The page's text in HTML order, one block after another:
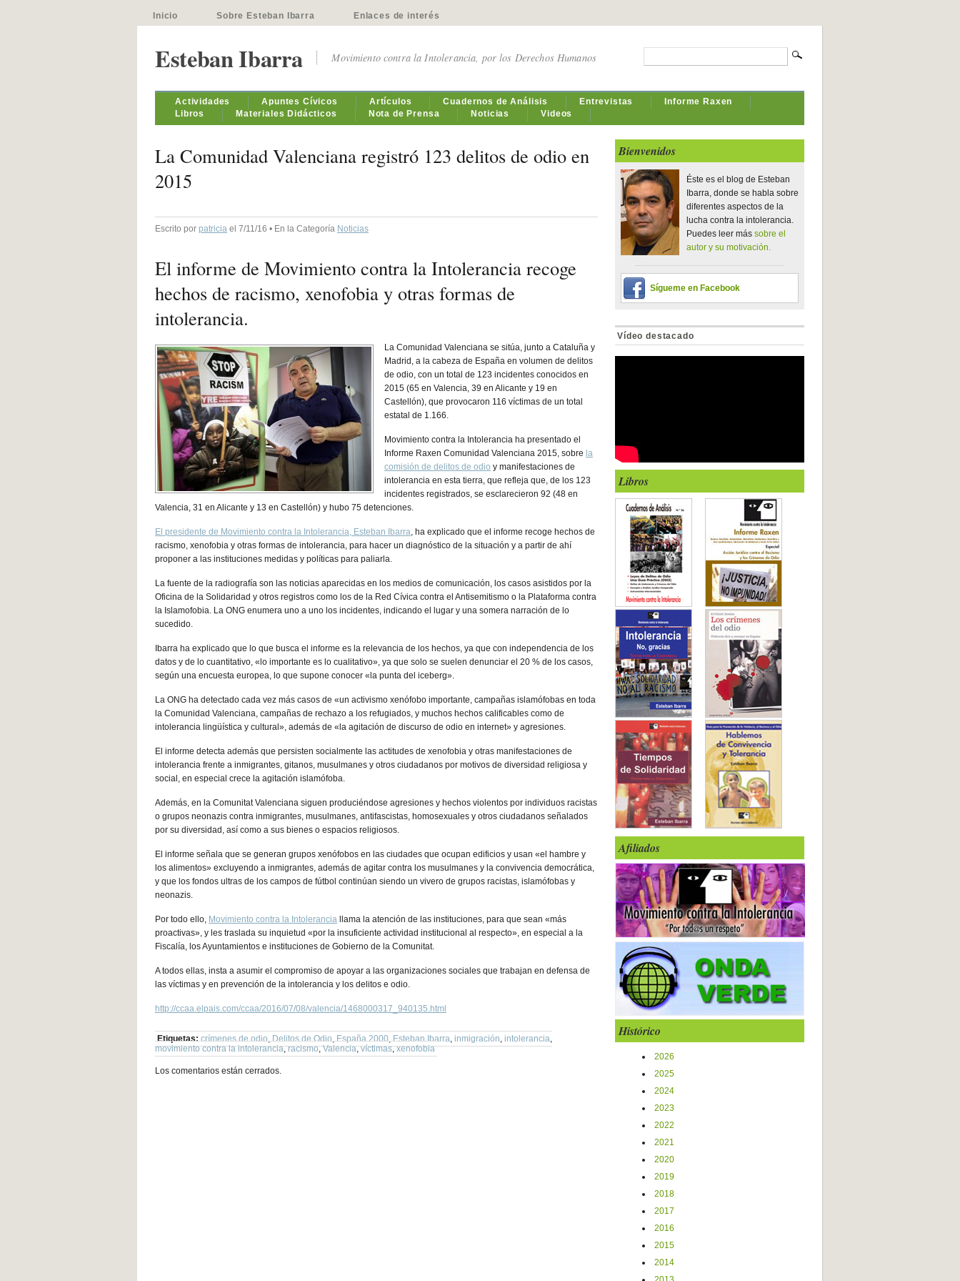
Inicio Sobre Esteban Ibarra Enlaces de interés
Esteban Ibarra Movimiento contra la Intolerancia, por los Derechos Humanos
Actividades Apuntes Cívicos Artículos Cuadernos de Análisis Entrevistas
Informe Raxen
Libros
Materiales Didácticos Nota de Prensa Noticias Videos
La Comunidad Valenciana registró 123 delitos de odio en
2015
Escrito por patricia el 7/11/16 • En la Categoría Noticias
El informe de Movimiento contra la Intolerancia recoge
hechos de racismo, xenofobia y otras formas de
intolerancia.
La Comunidad Valenciana se sitúa, junto a Cataluña y
Madrid, a la cabeza de España en volumen de delitos
de odio, con un total de 123 incidentes conocidos en
2015 (65 en Valencia, 39 en Alicante y 19 en
Castellón), que provocaron 116 víctimas de un total
estatal de 1.166.
Movimiento contra la Intolerancia ha presentado el
Informe Raxen Comunidad Valenciana 2015, sobre la
comisión de delitos de odio y manifestaciones de
intolerancia en esta tierra, que refleja que, de los 123
incidentes registrados, se esclarecieron 92 (48 en
Valencia, 31 en Alicante y 13 en Castellón) y hubo 75 detenciones.
El presidente de Movimiento contra la Intolerancia, Esteban Ibarra, ha explicado que el informe recoge hechos de
racismo, xenofobia y otras formas de intolerancia, para hacer un diagnóstico de la situación y a partir de ahí
proponer a las instituciones medidas y políticas para paliarla.
La fuente de la radiografía son las noticias aparecidas en los medios de comunicación, los casos asistidos por la
Oficina de la Solidaridad y otros registros como los de la Red Cívica contra el Antisemitismo o la Plataforma contra
la Islamofobia. La ONG enumera uno a uno los incidentes, indicando el lugar y una somera narración de lo
sucedido.
Ibarra ha explicado que lo que busca el informe es la relevancia de los hechos, ya que con independencia de los
datos y de lo cuantitativo, «lo importante es lo cualitativo», ya que solo se suelen denunciar el 20 % de los casos,
según una encuesta europea, lo que supone conocer «la punta del iceberg».
La ONG ha detectado cada vez más casos de «un activismo xenófobo importante, campañas islamófobas en toda
la Comunidad Valenciana, campañas de rechazo a los refugiados, y muchos hechos calificables como de
intolerancia lingüística y cultural», además de «la agitación de discurso de odio en internet» y agresiones.
El informe detecta además que persisten socialmente las actitudes de xenofobia y otras manifestaciones de
intolerancia frente a inmigrantes, gitanos, musulmanes y otros ciudadanos por motivos de diversidad religiosa y
social, en especial crece la agitación islamófoba.
Además, en la Comunitat Valenciana siguen produciéndose agresiones y hechos violentos por individuos racistas
o grupos neonazis contra inmigrantes, musulmanes, antifascistas, homosexuales y otros ciudadanos señalados
por su diversidad, así como a sus bienes o espacios religiosos.
El informe señala que se generan grupos xenófobos en las ciudades que ocupan edificios y usan «el hambre y
los alimentos» excluyendo a inmigrantes, además de agitar contra los musulmanes y la convivencia democrática,
y que los fondos ultras de los campos de fútbol continúan siendo un vivero de grupos racistas, islamófobas y
neonazis.
Por todo ello, Movimiento contra la Intolerancia llama la atención de las instituciones, para que sean «más
proactivas», y les traslada su inquietud «por la insuficiente actividad institucional al respecto», en especial a la
Fiscalía, los Ayuntamientos e instituciones de Gobierno de la Comunitat.
A todos ellas, insta a asumir el compromiso de apoyar a las organizaciones sociales que trabajan en defensa de
las víctimas y en prevención de la intolerancia y los delitos e odio.
http://ccaa.elpais.com/ccaa/2016/07/08/valencia/1468000317_940135.html
Etiquetas: crímenes de odio,Delitos de Odio,España 2000,Esteban Ibarra, inmigración, intolerancia,
movimiento contra la intolerancia,racismo,Valencia,víctimas,xenofobia
Los comentarios están cerrados.
Bienvenidos
Éste es el blog de Esteban
Ibarra, donde se habla sobre
diferentes aspectos de la
lucha contra la intolerancia.
Puedes leer más sobre el
autor y su motivación.
Sígueme en Facebook
Vídeo destacado
Libros
Afiliados
Histórico
2026
2025
2024
2023
2022
2021
2020
2019
2018
2017
2016
2015
2014